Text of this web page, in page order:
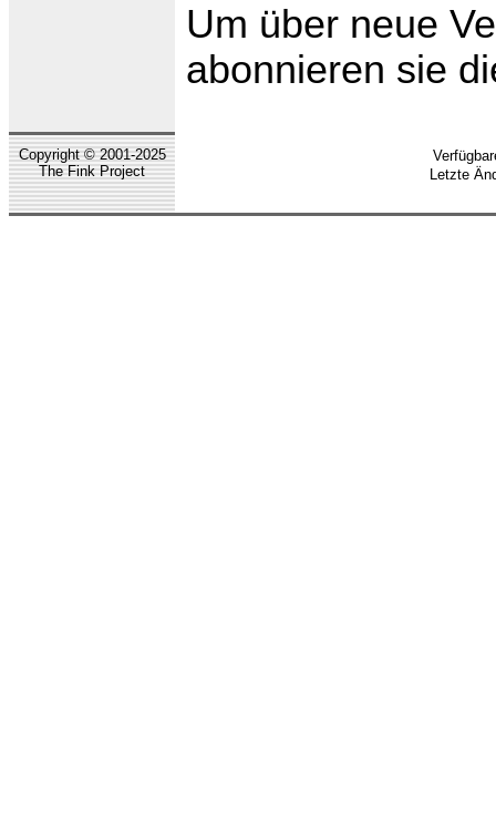
Um über neue
abonnieren sie
Copyright © 2001-2025
The Fink Project
Letzte